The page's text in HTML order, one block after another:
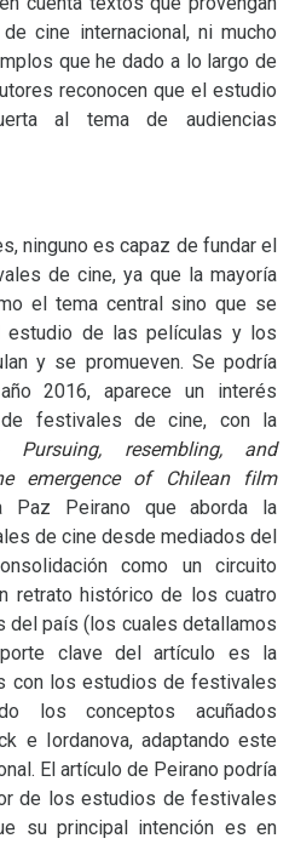
cine internacional, ni mucho
que he dado a lo largo de
reconocen que el estudio
al tema de audiencias
ninguno es capaz de fundar el
de cine, ya que la mayoría
el tema central sino que se
estudio de las películas y los
y se promueven. Se podría
2016, aparece un interés
festivales de cine, con la
Pursuing, resembling, and
emergence of Chilean film
Peirano que aborda la
de cine desde mediados del
como un circuito
retrato histórico de los cuatro
país (los cuales detallamos
clave del artículo es la
con los estudios de festivales
los conceptos acuñados
e Iordanova, adaptando este
El artículo de Peirano podría
de los estudios de festivales
su principal intención es en